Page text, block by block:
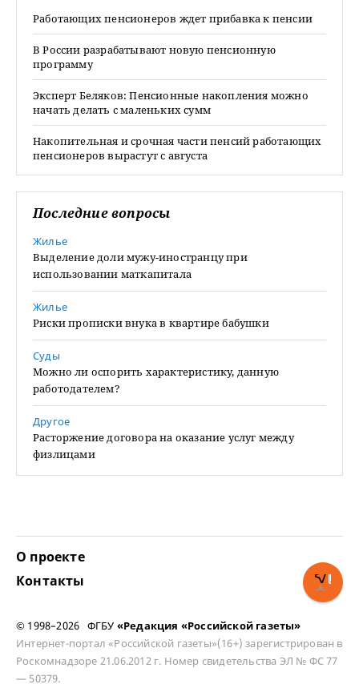
Работающих пенсионеров ждет прибавка к пенсии
В России разрабатывают новую пенсионную
программу
Эксперт Беляков: Пенсионные накопления можно
начать делать с маленьких сумм
Накопительная и срочная части пенсий работающих
пенсионеров вырастут с августа
Последние вопросы
Жилье
Выделение доли мужу-иностранцу при
использовании маткапитала
Жилье
Риски прописки внука в квартире бабушки
Суды
Можно ли оспорить характеристику, данную
работодателем?
Другое
Расторжение договора на оказание услуг между
физлицами
О проекте
Контакты
© 1998–2026 ФГБУ «Редакция «Российской газеты»
Интернет-портал «Российской газеты»(16+) зарегистрирован в
Роскомнадзоре 21.06.2012 г. Номер свидетельства ЭЛ № ФС 77
— 50379.